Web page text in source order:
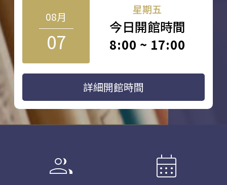
08月
07
星期五
今日開館時間
8:00 ~ 17:00
詳細開館時間
group calendar_month